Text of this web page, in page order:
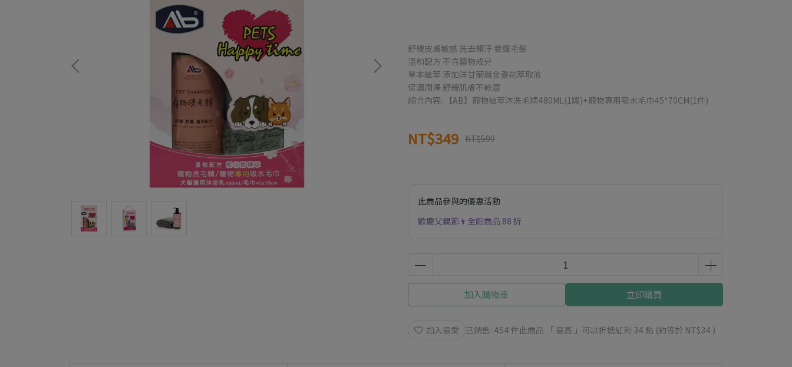
舒緩皮膚敏感 洗去髒汙 養護毛髮
溫和配方 不含藥物成分
草本植萃 添加洋甘菊與金盞花萃取液
保濕潤澤 舒緩肌膚不乾澀
組合內容: 【AB】寵物植萃沐洗毛精480ML(1罐)+寵物專用吸水毛巾45*70CM(1件)
NT$349 NT$599
此商品參與的優惠活動
歡慶父親節👨全館商品 88 折
加入購物車 立即購買
加入最愛 已銷售: 454 件此商品 「 最高 」可以折抵紅利 34 點 (約等於 NT$34 )